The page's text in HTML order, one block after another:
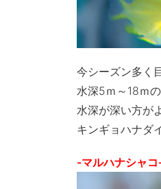
今シーズン多く
水深5ｍ～18ｍ
水深が深い方が
キンギョハナダ
-マルハナシャ